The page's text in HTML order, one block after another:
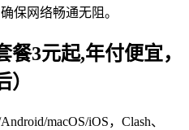
保网络畅通无阻。
3元起,年付便宜，
macOS/iOS，Clash、